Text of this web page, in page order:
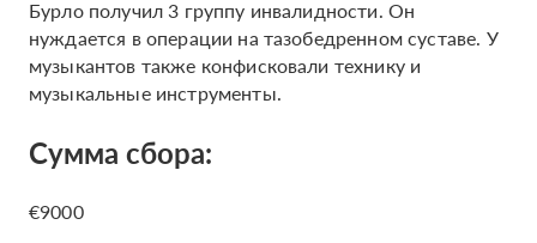
Бурло получил 3 группу инвалидности. Он
нуждается в операции на тазобедренном суставе. У
музыкантов также конфисковали технику и
музыкальные инструменты.
Сумма сбора:
€9000